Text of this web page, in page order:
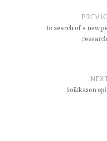
In search of a new
Soikkasen